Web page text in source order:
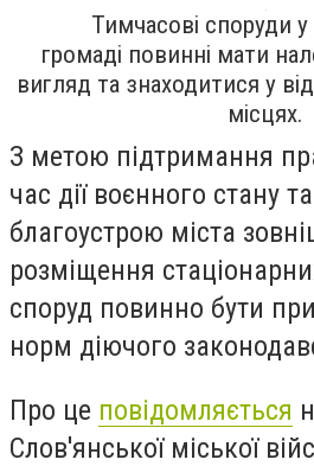
Тимчасові споруди у
громаді повинні мати
вигляд та знаходитися у
місцях.
З метою підтримання
час дії воєнного стану
благоустрою міста
розміщення
споруд повинно бути
норм діючого
Про це повідомляється
Слов'янської міської